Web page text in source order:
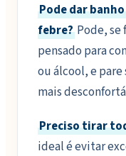
Pode dar
febre? Pode,
pensado para
ou álcool, e
mais
Preciso tirar
ideal é evitar